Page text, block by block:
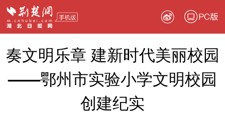
PC版
奏文明乐章 建新时代美丽校园
——鄂州市实验小学文明校园
创建纪实